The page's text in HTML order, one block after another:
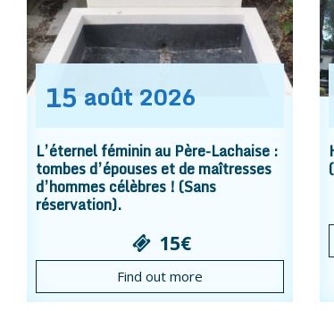
15 août 2026
L’éternel féminin au Père-Lachaise :
tombes d’épouses et de maîtresses
d’hommes célèbres ! (Sans
réservation).
15€
Find out more